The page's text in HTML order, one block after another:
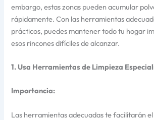
embargo, estas zonas pueden acumular
rápidamente. Con las herramientas
prácticos, puedes mantener todo tu hogar
esos rincones difíciles de alcanzar.
1. Usa Herramientas de Limpieza
Importancia:
Las herramientas adecuadas te facilitarán el